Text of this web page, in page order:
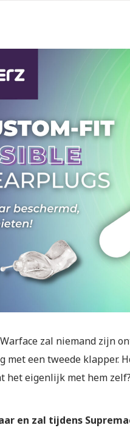
zal niemand zijn
met een tweede klapper.
het eigenlijk met hem
en zal tijdens